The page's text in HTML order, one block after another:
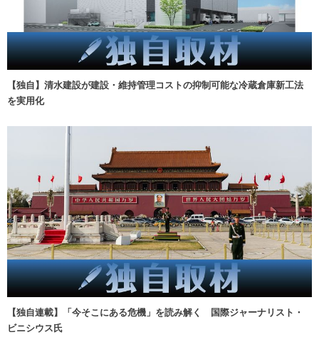
【独自】清水建設が建設・維持管理コストの抑制可能な冷蔵倉庫新工法
を実用化
【独自連載】「今そこにある危機」を読み解く 国際ジャーナリスト・
ビニシウス氏